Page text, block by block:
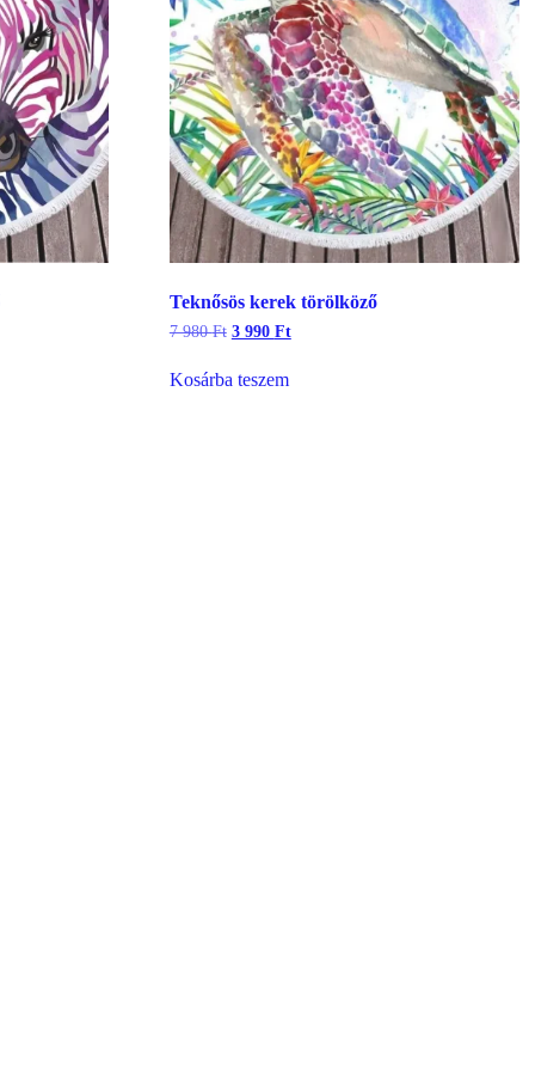
Teknősös kerek törölköző
7 980Ft Original
7
3 990 FtCurrent
Kosárba teszem